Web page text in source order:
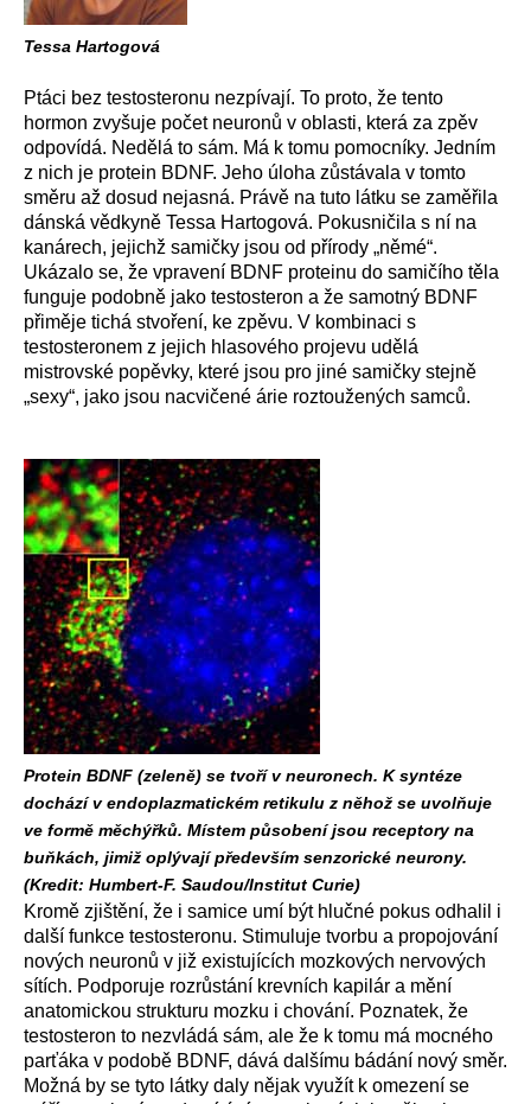
Tessa Hartogová
Ptáci bez testosteronu nezpívají. To proto, že tento
hormon zvyšuje počet neuronů v oblasti, která za zpěv
odpovídá. Nedělá to sám. Má k tomu pomocníky. Jedním
z nich je protein BDNF. Jeho úloha zůstávala v tomto
směru až dosud nejasná. Právě na tuto látku se zaměřila
dánská vědkyně Tessa Hartogová. Pokusničila s ní na
kanárech, jejichž samičky jsou od přírody „němé“.
Ukázalo se, že vpravení BDNF proteinu do samičího těla
funguje podobně jako testosteron a že samotný BDNF
přiměje tichá stvoření, ke zpěvu. V kombinaci s
testosteronem z jejich hlasového projevu udělá
mistrovské popěvky, které jsou pro jiné samičky stejně
„sexy“, jako jsou nacvičené árie roztoužených samců.
Protein BDNF (zeleně) se tvoří v neuronech. K syntéze
dochází v endoplazmatickém retikulu z něhož se uvolňuje
ve formě měchýřků. Místem působení jsou receptory na
buňkách, jimiž oplývají především senzorické neurony.
(Kredit: Humbert-F. Saudou/Institut Curie)
Kromě zjištění, že i samice umí být hlučné pokus odhalil i
další funkce testosteronu. Stimuluje tvorbu a propojování
nových neuronů v již existujících mozkových nervových
sítích. Podporuje rozrůstání krevních kapilár a mění
anatomickou strukturu mozku i chování. Poznatek, že
testosteron to nezvládá sám, ale že k tomu má mocného
parťáka v podobě BDNF, dává dalšímu bádání nový směr.
Možná by se tyto látky daly nějak využít k omezení se